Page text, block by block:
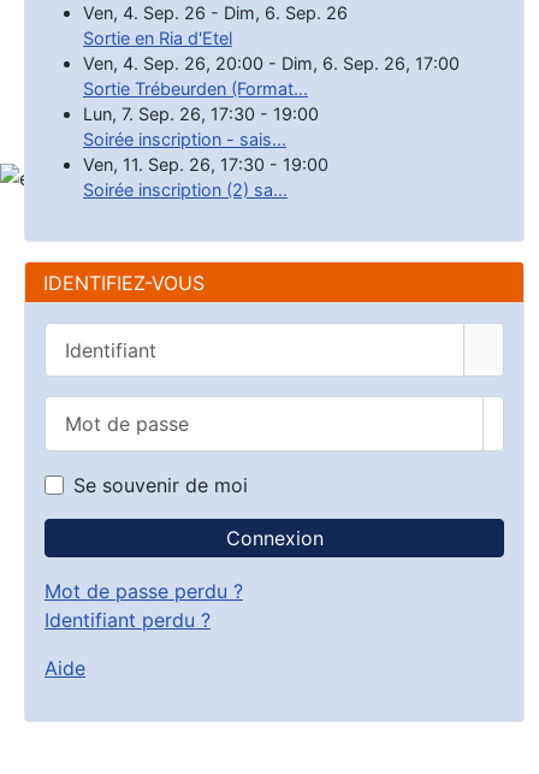
Ven, 4. Sep. 26 - Dim, 6. Sep. 26
Sortie en Ria d'Etel
Ven, 4. Sep. 26, 20:00 - Dim, 6. Sep. 26, 17:00
Sortie Trébeurden (Format...
Lun, 7. Sep. 26, 17:30 - 19:00
Soirée inscription - sais...
Ven, 11. Sep. 26, 17:30 - 19:00
Soirée inscription (2) sa...
IDENTIFIEZ-VOUS
Se souvenir de moi
Connexion
Mot de passe perdu ?
Identifiant perdu ?
Aide